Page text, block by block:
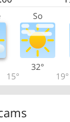
So
15°
32°
19°